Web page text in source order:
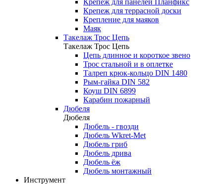
Крепеж для панелей Планфикс
Крепеж для террасной доски
Крепление для маяков
Маяк
Такелаж Трос Цепь
Такелаж Трос Цепь
Цепь длинное и короткое звено
Трос стальной и в оплетке
Талреп крюк-кольцо DIN 1480
Рым-гайка DIN 582
Коуш DIN 6899
Карабин пожарный
Дюбеля
Дюбеля
Дюбель - гвозди
Дюбель Wkret-Met
Дюбель гриб
Дюбель дрива
Дюбель ёж
Дюбель монтажный
Инструмент